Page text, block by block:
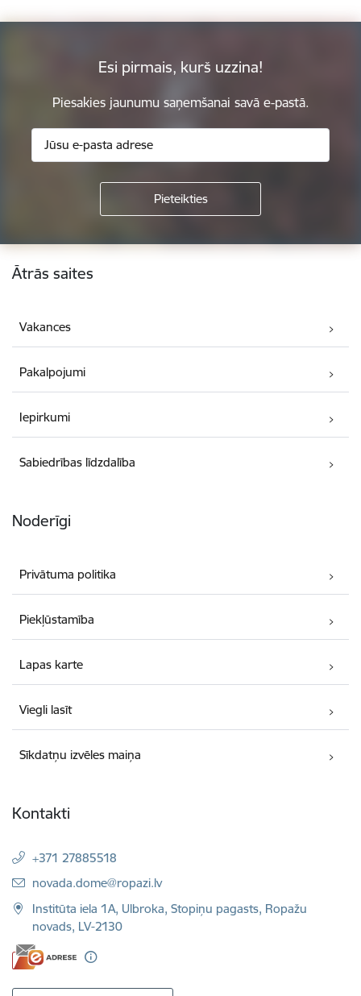
Esi pirmais, kurš uzzina!
Piesakies jaunumu saņemšanai savā e-pastā.
Kājene
Ātrās saites
Vakances
Pakalpojumi
Iepirkumi
Sabiedrības līdzdalība
Noderīgi
Privātuma politika
Piekļūstamība
Lapas karte
Viegli lasīt
Sīkdatņu izvēles maiņa
Kontakti
+371 27885518
E-pasts:
novada.dome@ropazi.lv
Institūta iela 1A, Ulbroka, Stopiņu pagasts, Ropažu
novads, LV-2130